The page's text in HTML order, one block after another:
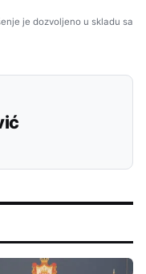
je dozvoljeno u skladu sa